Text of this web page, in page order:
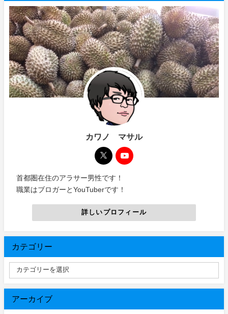
カワノ マサル
首都圏在住のアラサー男性です！
職業はブロガーとYouTuberです！
詳しいプロフィール
カテゴリー
アーカイブ